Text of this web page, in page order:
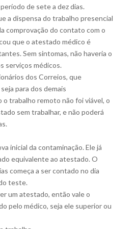
de sete a dez dias.
a dispensa do trabalho presencial
comprovação do contato com o
que o atestado médico é
Sem sintomas, não haveria o
serviços médicos.
dos Correios, que
para dos demais
o trabalho remoto não foi viável, o
sem trabalhar, e não poderá
inicial da contaminação. Ele já
equivalente ao atestado. O
começa a ser contado no dia
teste.
um atestado, então vale o
pelo médico, seja ele superior ou